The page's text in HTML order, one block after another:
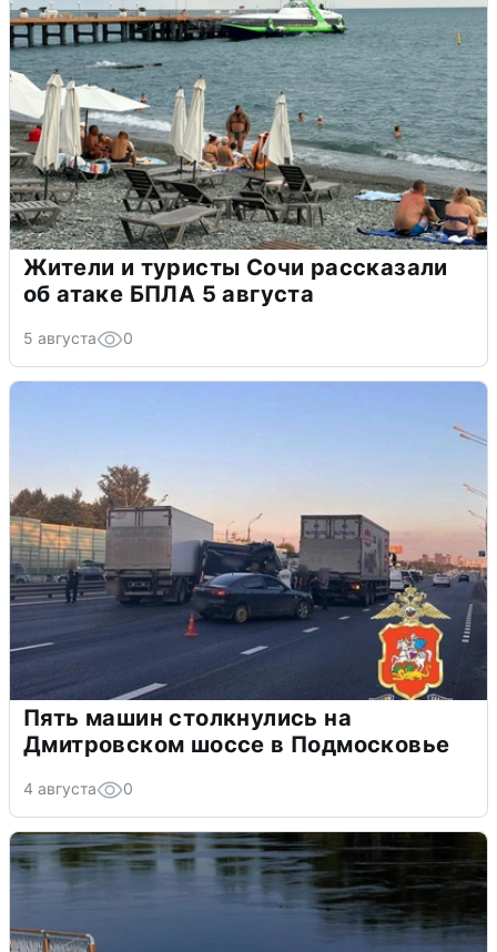
Жители и туристы Сочи рассказали
об атаке БПЛА 5 августа
5 августа 0
Пять машин столкнулись на
Дмитровском шоссе в Подмосковье
4 августа 0